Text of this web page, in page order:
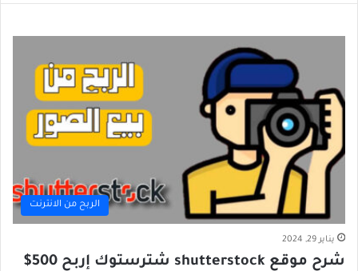
الربح من الانترنت
يناير 29, 2024
شرح موقع shutterstock شترستوك إربح 500$